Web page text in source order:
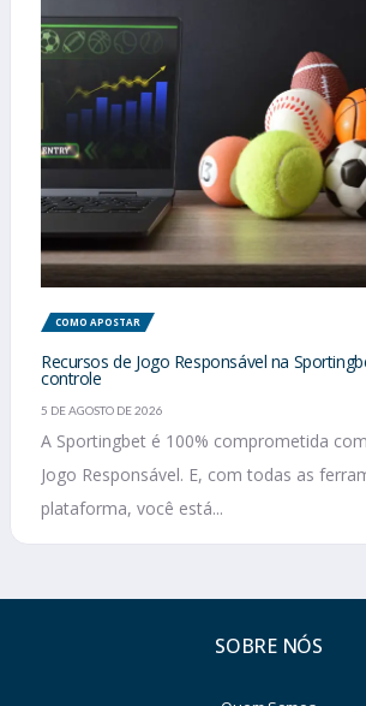
COMO APOSTAR
Recursos de Jogo Responsável na
controle
5 DE AGOSTO DE 2026
A Sportingbet é 100% comprometida
Jogo Responsável. E, com todas as
plataforma, você está...
SOBRE NÓS